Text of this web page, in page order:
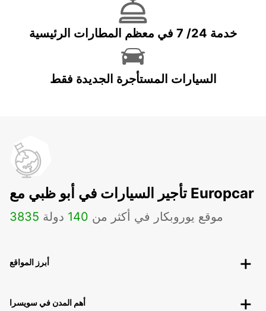
خدمة 24/ 7 في معظم المطارات الرئيسية
السيارات المستأجرة الجديدة فقط
تأجير السيارات في أبو ظبي مع Europcar
3835 موقع يوروبكار في أكثر من 140 دولة
أبرز المواقع
أهم المدن في سويسرا